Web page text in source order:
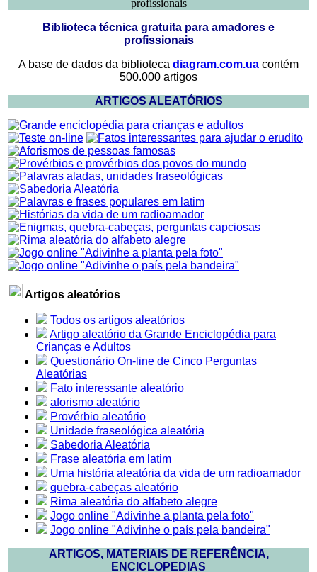
Biblioteca técnica gratuita para amadores e
profissionais
A base de dados da biblioteca diagram.com.ua contém
500.000 artigos
ARTIGOS ALEATÓRIOS
Artigos aleatórios
Todos os artigos aleatórios
Artigo aleatório da Grande Enciclopédia para
Crianças e Adultos
Questionário On-line de Cinco Perguntas
Aleatórias
Fato interessante aleatório
aforismo aleatório
Provérbio aleatório
Unidade fraseológica aleatória
Sabedoria Aleatória
Frase aleatória em latim
Uma história aleatória da vida de um radioamador
quebra-cabeças aleatório
Rima aleatória do alfabeto alegre
Jogo online "Adivinhe a planta pela foto"
Jogo online "Adivinhe o país pela bandeira"
ARTIGOS, MATERIAIS DE REFERÊNCIA,
ENCICLOPEDIAS